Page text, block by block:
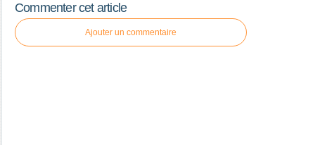
Commenter cet article
Ajouter un commentaire